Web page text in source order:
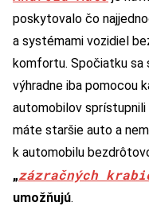
poskytovalo čo
a systémami vozidiel
komfortu. Spočiatku sa
výhradne iba pomocou
automobilov sprístupnili
máte staršie auto a
k automobilu
„zázračných
umožňujú.